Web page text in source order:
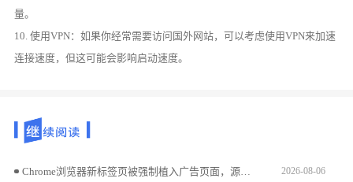
量。
10. 使用VPN：如果你经常需要访问国外网站，可以考虑使用VPN来加速
连接速度，但这可能会影响启动速度。
Chrome浏览器新标签页被强制植入广告页面，源于底层配置被植入恶意脚本。本文拆解劫持诱因，并提供环境参数一键复原方案，帮您重获自主可控的标签页交互空间。 2026-08-06